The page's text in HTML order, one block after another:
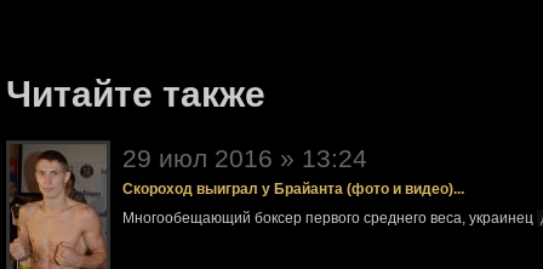
Читайте также
29 июл 2016 » 13:24
Скороход выиграл у Брайанта (фото и видео)...
Многообещающий боксер первого среднего веса, украинец